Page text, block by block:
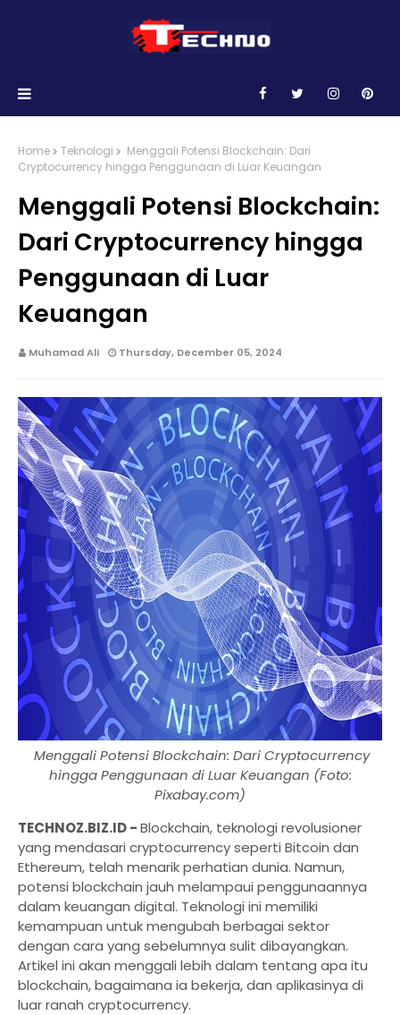
Home Teknologi
Menggali Potensi Blockchain: Dari
Cryptocurrency hingga Penggunaan di Luar Keuangan
Menggali Potensi Blockchain:
Dari Cryptocurrency hingga
Penggunaan di Luar
Keuangan
Muhamad Ali Thursday, December 05, 2024
Menggali Potensi Blockchain: Dari Cryptocurrency
hingga Penggunaan di Luar Keuangan (Foto:
Pixabay.com)
TECHNOZ.BIZ.ID -Blockchain, teknologi revolusioner
yang mendasari cryptocurrency seperti Bitcoin dan
Ethereum, telah menarik perhatian dunia. Namun,
potensi blockchain jauh melampaui penggunaannya
dalam keuangan digital. Teknologi ini memiliki
kemampuan untuk mengubah berbagai sektor
dengan cara yang sebelumnya sulit dibayangkan.
Artikel ini akan menggali lebih dalam tentang apa itu
blockchain, bagaimana ia bekerja, dan aplikasinya di
luar ranah cryptocurrency.